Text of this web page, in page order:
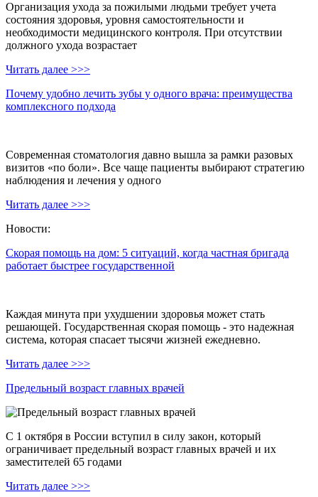
Организация ухода за пожилыми людьми требует учета
состояния здоровья, уровня самостоятельности и
необходимости медицинского контроля. При отсутствии
должного ухода возрастает
Читать далее >>>
Почему удобно лечить зубы у одного врача: преимущества
комплексного подхода
Современная стоматология давно вышла за рамки разовых
визитов «по боли». Все чаще пациенты выбирают стратегию
наблюдения и лечения у одного
Читать далее >>>
Новости:
Скорая помощь на дом: 5 ситуаций, когда частная бригада
работает быстрее государственной
Каждая минута при ухудшении здоровья может стать
решающей. Государственная скорая помощь - это надежная
система, которая спасает тысячи жизней ежедневно.
Читать далее >>>
Предельный возраст главных врачей
С 1 октября в России вступил в силу закон, который
ограничивает предельный возраст главных врачей и их
заместителей 65 годами
Читать далее >>>